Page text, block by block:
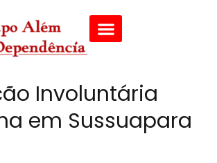
Involuntária
em Sussuapara